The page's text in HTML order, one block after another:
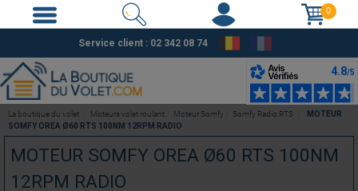
0
Service client : 02 342 08 74
MOTEUR SOMFY OREA Ø60 RTS 100NM
12RPM RADIO
La boutique du volet Moteurs volet roulant Moteur Somfy Somfy Radio RTS
MOTEUR
SOMFY OREA Ø60 RTS 100NM 12RPM RADIO